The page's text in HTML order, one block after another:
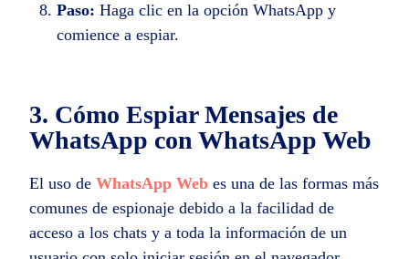
Paso:Haga clic en la opción WhatsApp y
comience a espiar.
3. Cómo Espiar Mensajes de
WhatsApp con WhatsApp Web
El uso de WhatsApp Web es una de las formas más
comunes de espionaje debido a la facilidad de
acceso a los chats y a toda la información de un